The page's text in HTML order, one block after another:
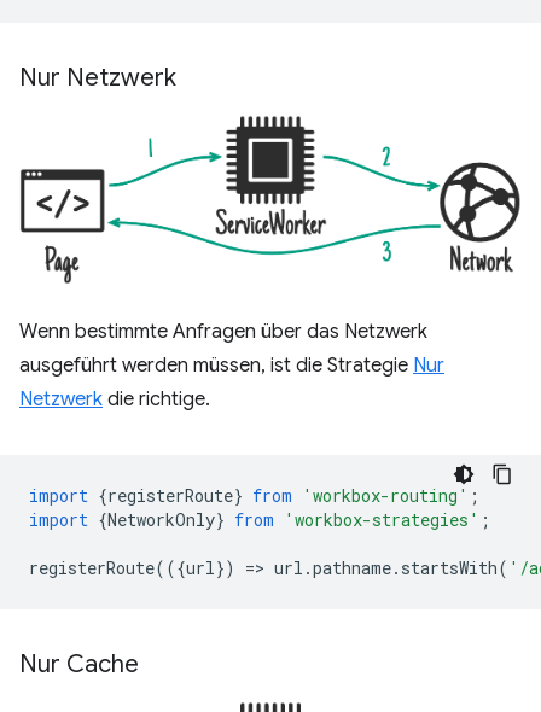
Nur Netzwerk
Wenn bestimmte Anfragen über das Netzwerk
ausgeführt werden müssen, ist die Strategie Nur
Netzwerk die richtige.
import {registerRoute} from 'workbox-routing' ;
import {NetworkOnly} from 'workbox-strategies' ;
registerRoute(({url}) => url .pathname. startsWith( '/
Nur Cache